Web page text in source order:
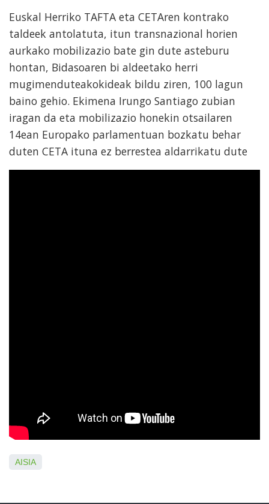
Euskal Herriko TAFTA eta CETAren kontrako
taldeek antolatuta, itun transnazional horien
aurkako mobilizazio bate gin dute asteburu
hontan, Bidasoaren bi aldeetako herri
mugimenduteakokideak bildu ziren, 100 lagun
baino gehio. Ekimena Irungo Santiago zubian
iragan da eta mobilizazio honekin otsailaren
14ean Europako parlamentuan bozkatu behar
duten CETA ituna ez berrestea aldarrikatu dute
AISIA